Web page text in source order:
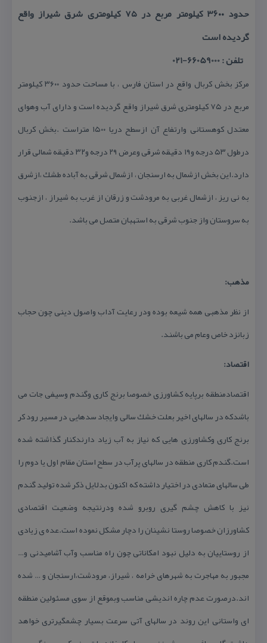
حدود ۳۶۰۰ كیلومتر مربع در ۷۵ كیلومتری شرق شیراز واقع
گردیده است
تلفن : 66059000-021
مركز بخش كربال واقع در استان فارس ، با مساحت حدود ۳۶۰۰ كیلومتر
مربع در ۷۵ كیلومتری شرق شیراز واقع گردیده است و دارای آب وهوای
معتدل كوهستانی وارتفاع آن ازسطح دریا ۱۵۰۰ متراست .بخش كربال
درطول ۵۳ درجه و۱۹ دقیقه شرقی وعرض ۲۹ درجه و۳۲ دقیقه شمالی قرار
دارد.این بخش ازشمال به ارسنجان ، ازشمال شرقی به آباده طشك ،ازشرق
به نی ریز ، ازشمال غربی به مرودشت و زرقان از غرب به شیراز ، ازجنوب
به سروستان واز جنوب شرقی به استهبان متصل می باشد.
مذهب:
از نظر مذهبی همه شیعه بوده ودر رعایت آداب واصول دینی چون حجاب
زبانزد خاص وعام می باشند.
اقتصاد:
اقتصادمنطقه برپایه كشاورزی خصوصا برنج كاری وگندم وسیفی جات می
باشدكه در سالهای اخیر بعلت خشك سالی وایجاد سدهایی در مسیر رود كر
برنج كاری وكشاورزی هایی كه نیاز به آب زیاد دارندكنار گذاشته شده
است.گندم كاری منطقه در سالهای پرآب در سطح استان مقام اول یا دوم را
طی سالهای متمادی در اختیار داشته كه اكنون بدلایل ذكر شده تولید گندم
نیز با كاهش چشم گیری روبرو شده ودرنتیجه وضعیت اقتصادی
كشاورزان خصوصا روستا نشینان را دچار مشكل نموده است.عده ی زیادی
از روستاییان به دلیل نبود امكاناتی چون راه مناسب وآب آشامیدنی و…
مجبور به مهاجرت به شهرهای خرامه ، شیراز، مرودشت،ارسنجان و … شده
اند.درصورت عدم چاره اندیشی مناسب وبموقع از سوی مسئولین منطقه
ای واستانی این روند در سالهای آتی سرعت بسیار چشمگیرتری خواهد